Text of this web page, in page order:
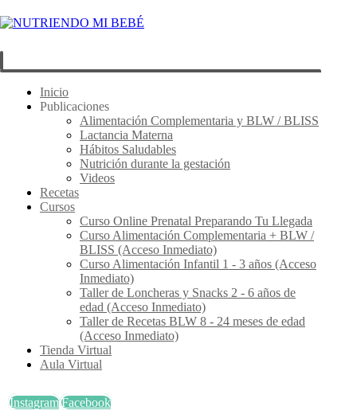
Inicio
Publicaciones
Alimentación Complementaria y BLW / BLISS
Lactancia Materna
Hábitos Saludables
Nutrición durante la gestación
Videos
Recetas
Cursos
Curso Online Prenatal Preparando Tu Llegada
Curso Alimentación Complementaria + BLW /
BLISS (Acceso Inmediato)
Curso Alimentación Infantil 1 - 3 años (Acceso
Inmediato)
Taller de Loncheras y Snacks 2 - 6 años de
edad (Acceso Inmediato)
Taller de Recetas BLW 8 - 24 meses de edad
(Acceso Inmediato)
Tienda Virtual
Aula Virtual
InstagramFacebook